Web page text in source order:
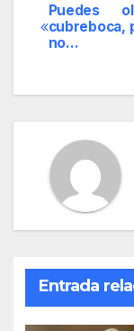
de
Puedes
cubreboca,
no…
Entrada